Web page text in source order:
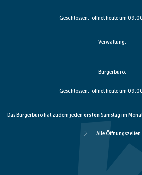
Klicken, um weitere Öffnungs- oder
Geschlossen: öffnet heute um
Verwaltung:
Bürgerbüro:
Klicken, um weitere Öffnungs- oder
Geschlossen: öffnet heute um
Das Bürgerbüro hat zudem jeden ersten Samstag im
Alle Öffnungszeiten